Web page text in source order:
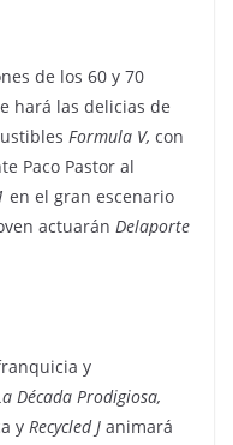
de los 60 y 70
hará las delicias de
Formula V, con
Paco Pastor al
en el gran escenario
actuarán Delaporte
y
Década Prodigiosa,
y Recycled J animará